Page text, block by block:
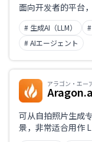
面向开发者的平台
# 生成AI（LLM）
# AIエージェント
アラゴン・エー
可从自拍照片生成
景，非常适合用作